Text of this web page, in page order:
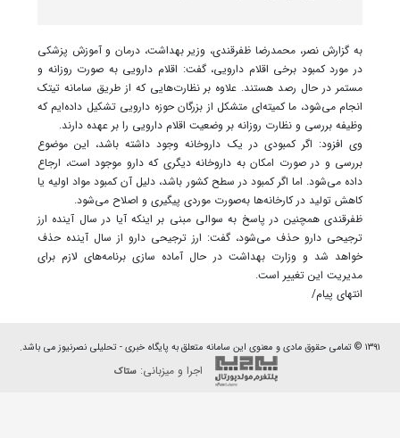
به گزارش نصر، محمدرضا ظفرقندی، وزیر بهداشت، درمان و آموزش پزشکی
در مورد کمبود برخی اقلام دارویی، گفت: اقلام دارویی به‌ صورت روزانه و
مستمر در حال رصد هستند. علاوه بر نظارت‌هایی که از طریق سامانه تیتک
انجام می‌شود، ما کمیته‌ای متشکل از بزرگان حوزه دارویی تشکیل داده‌ایم که
وظیفه بررسی و نظارت روزانه بر وضعیت اقلام دارویی را بر عهده دارند.
وی افزود: اگر کمبودی در یک داروخانه وجود داشته باشد، این موضوع
بررسی و در صورت امکان به داروخانه دیگری که دارو موجود است، ارجاع
داده می‌شود. اما اگر کمبود در سطح کشور باشد، دلیل آن کمبود مواد اولیه یا
کاهش تولید در کارخانه‌ها به‌صورت موردی پیگیری و اصلاح می‌شود.
ظفرقندی همچنین در پاسخ به سوالی مبنی بر اینکه آیا در سال آینده ارز
ترجیحی دارو حذف می‌شود، گفت: ارز ترجیحی دارو از سال آینده حذف
خواهد شد و وزارت بهداشت در حال آماده‌ سازی برنامه‌های لازم برای
مدیریت این تغییر است.
انتهای پیام/
۱۳۹۱ © تمامی حقوق مادی و معنوی این سامانه متعلق به پایگاه خبری - تحلیلی نصرنیوز می باشد.
اجرا و میزبانی:ستاک